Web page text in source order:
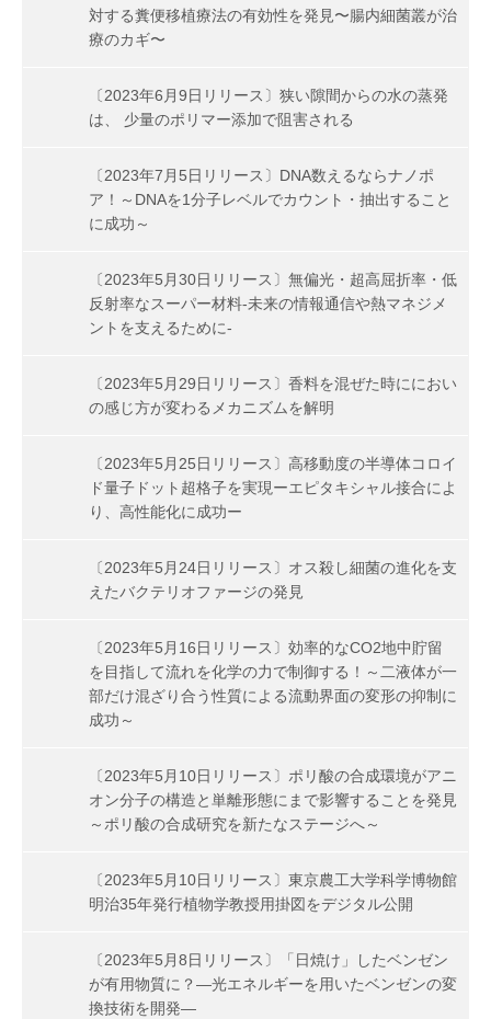
対する糞便移植療法の有効性を発見〜腸内細菌叢が治
療のカギ〜
〔2023年6月9日リリース〕狭い隙間からの水の蒸発
は、 少量のポリマー添加で阻害される
〔2023年7月5日リリース〕DNA数えるならナノポ
ア！～DNAを1分子レベルでカウント・抽出すること
に成功～
〔2023年5月30日リリース〕無偏光・超高屈折率・低
反射率なスーパー材料-未来の情報通信や熱マネジメ
ントを支えるために-
〔2023年5月29日リリース〕香料を混ぜた時ににおい
の感じ方が変わるメカニズムを解明
〔2023年5月25日リリース〕高移動度の半導体コロイ
ド量子ドット超格子を実現ーエピタキシャル接合によ
り、高性能化に成功ー
〔2023年5月24日リリース〕オス殺し細菌の進化を支
えたバクテリオファージの発見
〔2023年5月16日リリース〕効率的なCO2地中貯留
を目指して流れを化学の力で制御する！～二液体が一
部だけ混ざり合う性質による流動界面の変形の抑制に
成功～
〔2023年5月10日リリース〕ポリ酸の合成環境がアニ
オン分子の構造と単離形態にまで影響することを発見
～ポリ酸の合成研究を新たなステージへ～
〔2023年5月10日リリース〕東京農工大学科学博物館
明治35年発行植物学教授用掛図をデジタル公開
〔2023年5月8日リリース〕「日焼け」したベンゼン
が有用物質に？―光エネルギーを用いたベンゼンの変
換技術を開発―